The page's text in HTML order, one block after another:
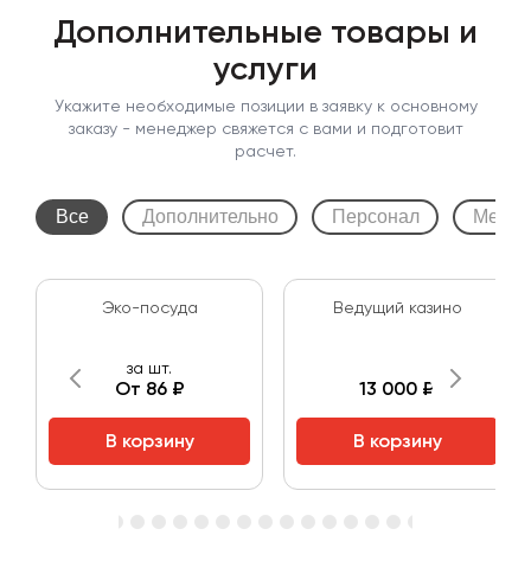
Дополнительные товары и
услуги
Укажите необходимые позиции в заявку к основному
заказу - менеджер свяжется с вами и подготовит
расчет.
Все Дополнительно Персонал
Эко-посуда
за шт.
От 86 ₽
В корзину
Ведущий казино
13 000 ₽
В корзину